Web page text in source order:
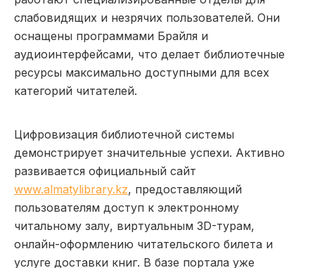
слабовидящих и незрячих пользователей. Они
оснащены программами Брайля и
аудиоинтерфейсами, что делает библиотечные
ресурсы максимально доступными для всех
категорий читателей.
Цифровизация библиотечной системы
демонстрирует значительные успехи. Активно
развивается официальный сайт
www.almatylibrary.kz, предоставляющий
пользователям доступ к электронному
читальному залу, виртуальным 3D-турам,
онлайн-оформлению читательского билета и
услуге доставки книг. В базе портала уже